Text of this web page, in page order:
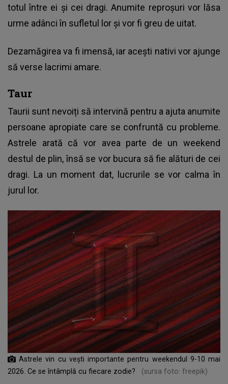
totul între ei și cei dragi. Anumite reproșuri vor lăsa
urme adânci în sufletul lor și vor fi greu de uitat.
Dezamăgirea va fi imensă, iar acești nativi vor ajunge
să verse lacrimi amare.
Taur
Taurii sunt nevoiți să intervină pentru a ajuta anumite
persoane apropiate care se confruntă cu probleme.
Astrele arată că vor avea parte de un weekend
destul de plin, însă se vor bucura să fie alături de cei
dragi. La un moment dat, lucrurile se vor calma în
jurul lor.
Astrele vin cu vești importante pentru weekendul 9-10 mai
2026. Ce se întâmplă cu fiecare zodie?
(sursa foto: freepik)